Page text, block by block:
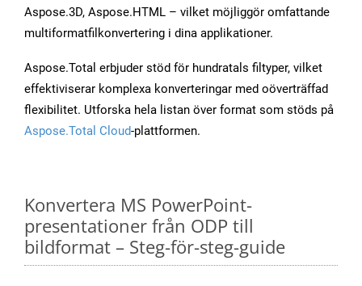
Aspose.3D, Aspose.HTML – vilket möjliggör omfattande
multiformatfilkonvertering i dina applikationer.
Aspose.Total erbjuder stöd för hundratals filtyper, vilket
effektiviserar komplexa konverteringar med oöverträffad
flexibilitet. Utforska hela listan över format som stöds på
Aspose.Total Cloud-plattformen.
Konvertera MS PowerPoint-
presentationer från ODP till
bildformat – Steg-för-steg-guide